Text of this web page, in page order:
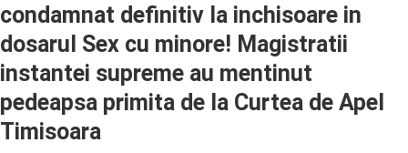
condamnat definitiv la inchisoare in
dosarul Sex cu minore! Magistratii
instantei supreme au mentinut
pedeapsa primita de la Curtea de Apel
Timisoara